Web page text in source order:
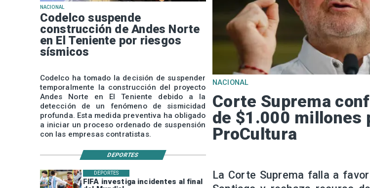
FIFA investiga incidentes al final
DEPORTES
NACIONAL
Codelco suspende
construcción de Andes Norte
en El Teniente por riesgos
sísmicos
Codelco ha tomado la decisión de suspender
temporalmente la construcción del proyecto
Andes Norte en El Teniente debido a la
detección de un fenómeno de sismicidad
profunda. Esta medida preventiva ha obligado
a iniciar un proceso ordenado de suspensión
con las empresas contratistas.
NACIONAL
Corte Suprema
de $1.000 millones
ProCultura
La Corte Suprema falla a
DEPORTES